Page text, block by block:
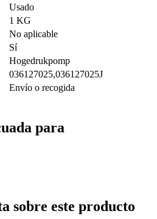
Usado
1 KG
No aplicable
Sí
Hogedrukpomp
036127025,036127025J
Envío o recogida
para
sobre este producto